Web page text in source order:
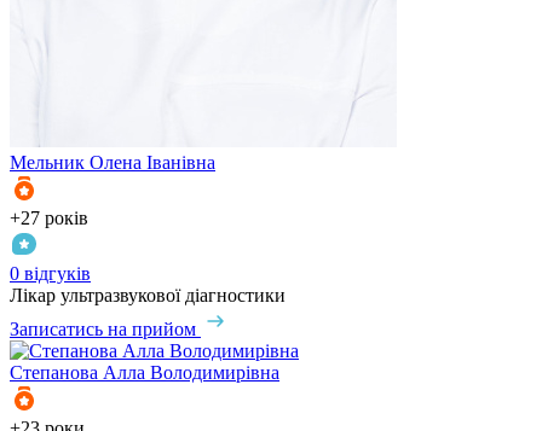
Мельник Олена Іванівна
+27 років
0 відгуків
Лікар ультразвукової діагностики
Записатись на прийом
Степанова Алла Володимирівна